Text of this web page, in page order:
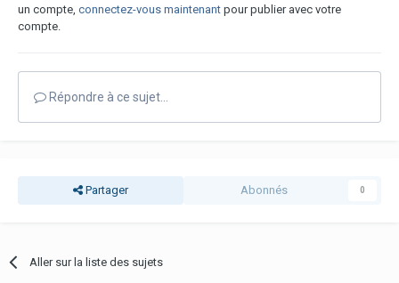
un compte, connectez-vous maintenant pour publier avec votre
compte.
Répondre à ce sujet…
Partager Abonnés 0
Aller sur la liste des sujets